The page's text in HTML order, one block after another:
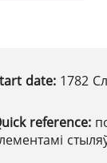
date: 1782
reference: